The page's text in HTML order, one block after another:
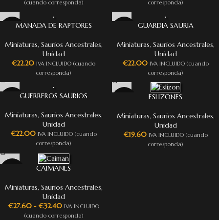
(cuando corresponda)
corresponda)
MANADA DE RAPTORES
Miniaturas, Saurios Ancestrales,
Unidad
€22.20 IVA INCLUIDO (cuando
corresponda)
GUARDIA SAURIA
Miniaturas, Saurios Ancestrales,
Unidad
€22.00 IVA INCLUIDO (cuando
corresponda)
GUERREROS SAURIOS
Miniaturas, Saurios Ancestrales,
Unidad
€22.00 IVA INCLUIDO (cuando
corresponda)
ESLIZONES
Miniaturas, Saurios Ancestrales,
Unidad
€19.60 IVA INCLUIDO (cuando
corresponda)
CAIMANES
Miniaturas, Saurios Ancestrales,
Unidad
€27.60 - €32.40 IVA INCLUIDO
(cuando corresponda)